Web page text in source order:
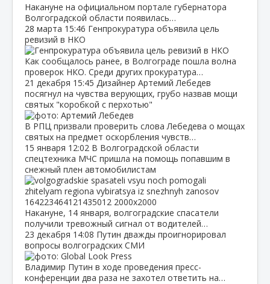
Накануне на официальном портале губернатора
Волгоградской области появилась…
28 марта 15:46 Генпрокуратура объявила цель
ревизий в НКО
Как сообщалось ранее, в Волгограде пошла волна
проверок НКО. Среди других прокуратура…
21 декабря 15:45 Дизайнер Артемий Лебедев
посягнул на чувства верующих, грубо назвав мощи
святых "коробкой с перхотью"
В РПЦ призвали проверить слова Лебедева о мощах
святых на предмет оскорбления чувств…
15 января 12:02 В Волгоградской области
спецтехника МЧС пришла на помощь попавшим в
снежный плен автомобилистам
Накануне, 14 января, волгоградские спасатели
получили тревожный сигнал от водителей…
23 декабря 14:08 Путин дважды проигнорировал
вопросы волгоградских СМИ
Владимир Путин в ходе проведения пресс-
конференции два раза не захотел ответить на…